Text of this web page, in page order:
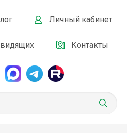
Личный кабинет
Контакты